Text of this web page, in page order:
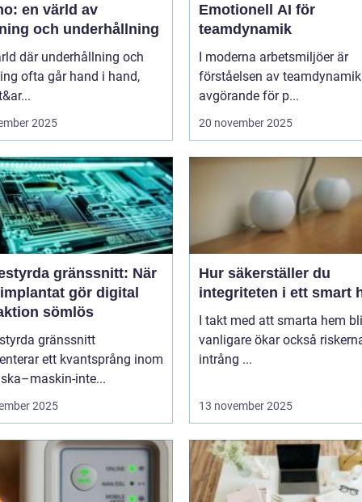
en värld av
och underhållning
där underhållning och
ofta går hand i hand,
2025
Emotionell AI för
teamdynamik
I moderna arbetsmiljöer är
förståelsen av teamdynamik
avgörande för p...
20 november 2025
gränssnitt: När
gör digital
sömlös
gränssnitt
ett kvantsprång inom
inte...
2025
Hur säkerställer du
integriteten i ett smart
I takt med att smarta hem
vanligare ökar också
intrång ...
13 november 2025